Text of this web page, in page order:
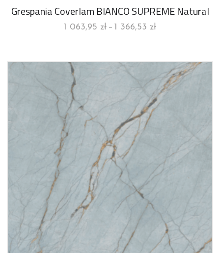
Grespania Coverlam BIANCO SUPREME Natural
1 063,95 zł – 1 366,53 zł